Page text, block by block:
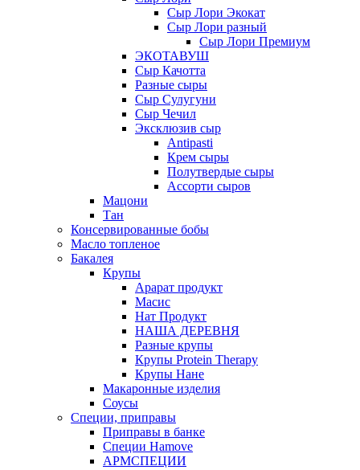
Сыр Лори Экокат
Сыр Лори разный
Сыр Лори Премиум
ЭКОТАВУШ
Сыр Качотта
Разные сыры
Сыр Сулугуни
Сыр Чечил
Эксклюзив сыр
Antipasti
Крем сыры
Полутвердые сыры
Ассорти сыров
Мацони
Тан
Консервированные бобы
Масло топленое
Бакалея
Крупы
Арарат продукт
Масис
Нат Продукт
НАША ДЕРЕВНЯ
Разные крупы
Крупы Protein Therapy
Крупы Нане
Макаронные изделия
Соусы
Специи, приправы
Приправы в банке
Специи Hamove
АРМСПЕЦИИ